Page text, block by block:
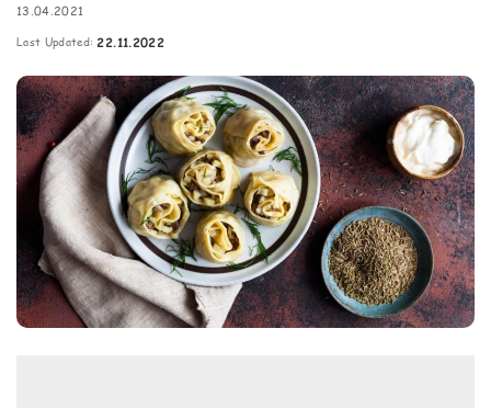
13.04.2021
Last Updated: 22.11.2022